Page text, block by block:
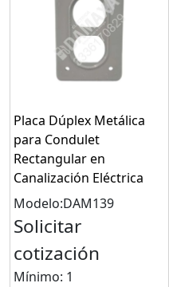
Placa Dúplex Metálica
para Condulet
Rectangular en
Canalización Eléctrica
Modelo:DAM139
Solicitar
cotización
Mínimo: 1